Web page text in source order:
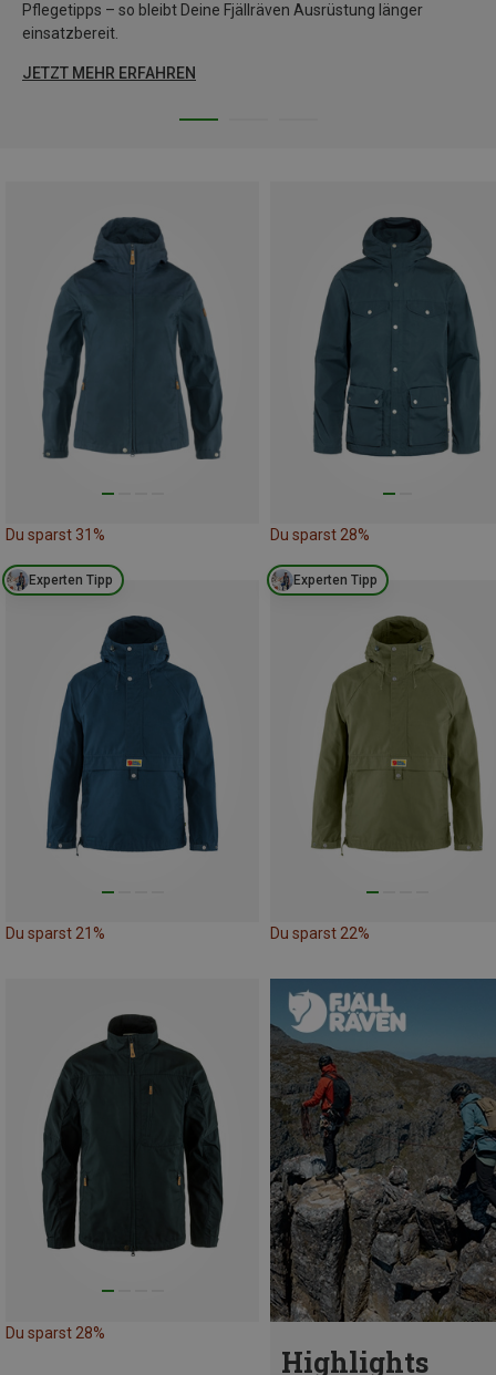
Pflegetipps – so bleibt Deine Fjällräven Ausrüstung länger
einsatzbereit.
JETZT MEHR ERFAHREN
Du sparst 31% Du sparst 28%
Experten Tipp
Du sparst 21%
Experten Tipp
Du sparst 22%
Du sparst 28%
Highlights